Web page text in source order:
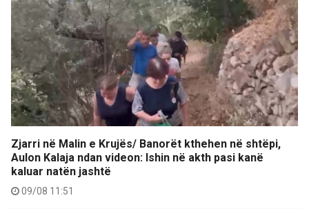
Zjarri në Malin e Krujës/ Banorët kthehen në shtëpi,
Aulon Kalaja ndan videon: Ishin në akth pasi kanë
kaluar natën jashtë
09/08 11:51